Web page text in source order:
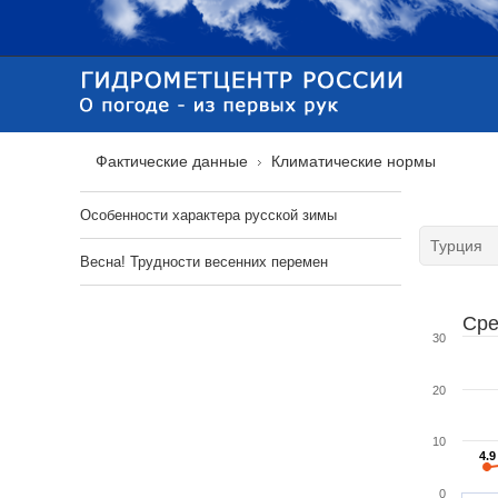
Фактические данные Климатические нормы
4.9
4.9
0
10
20
30
Особенности характера русской зимы
Весна! Трудности весенних перемен